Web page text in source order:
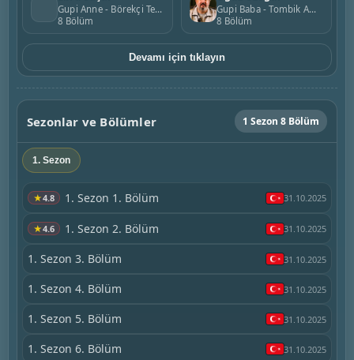
Gupi Anne - Börekçi Teyze
8 Bölüm
Gupi Baba - Tombik Amca
8 Bölüm
Devamı için tıklayın
Sezonlar ve Bölümler 1 Sezon 8 Bölüm
1. Sezon
★4.8 1. Sezon 1. Bölüm 31.10.2025
★4.6 1. Sezon 2. Bölüm 31.10.2025
1. Sezon 3. Bölüm 31.10.2025
1. Sezon 4. Bölüm 31.10.2025
1. Sezon 5. Bölüm 31.10.2025
1. Sezon 6. Bölüm 31.10.2025